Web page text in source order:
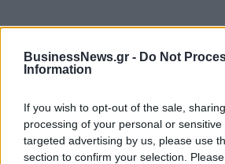
BusinessNews.gr - Do Not
Information
If you wish to opt-out of the sale,
processing of your personal or
targeted advertising by us, please use
section to confirm your selection.
ΠΕΡΙΣΣΌΤΕΡΑ ΣΕ ΑΥΤΉ